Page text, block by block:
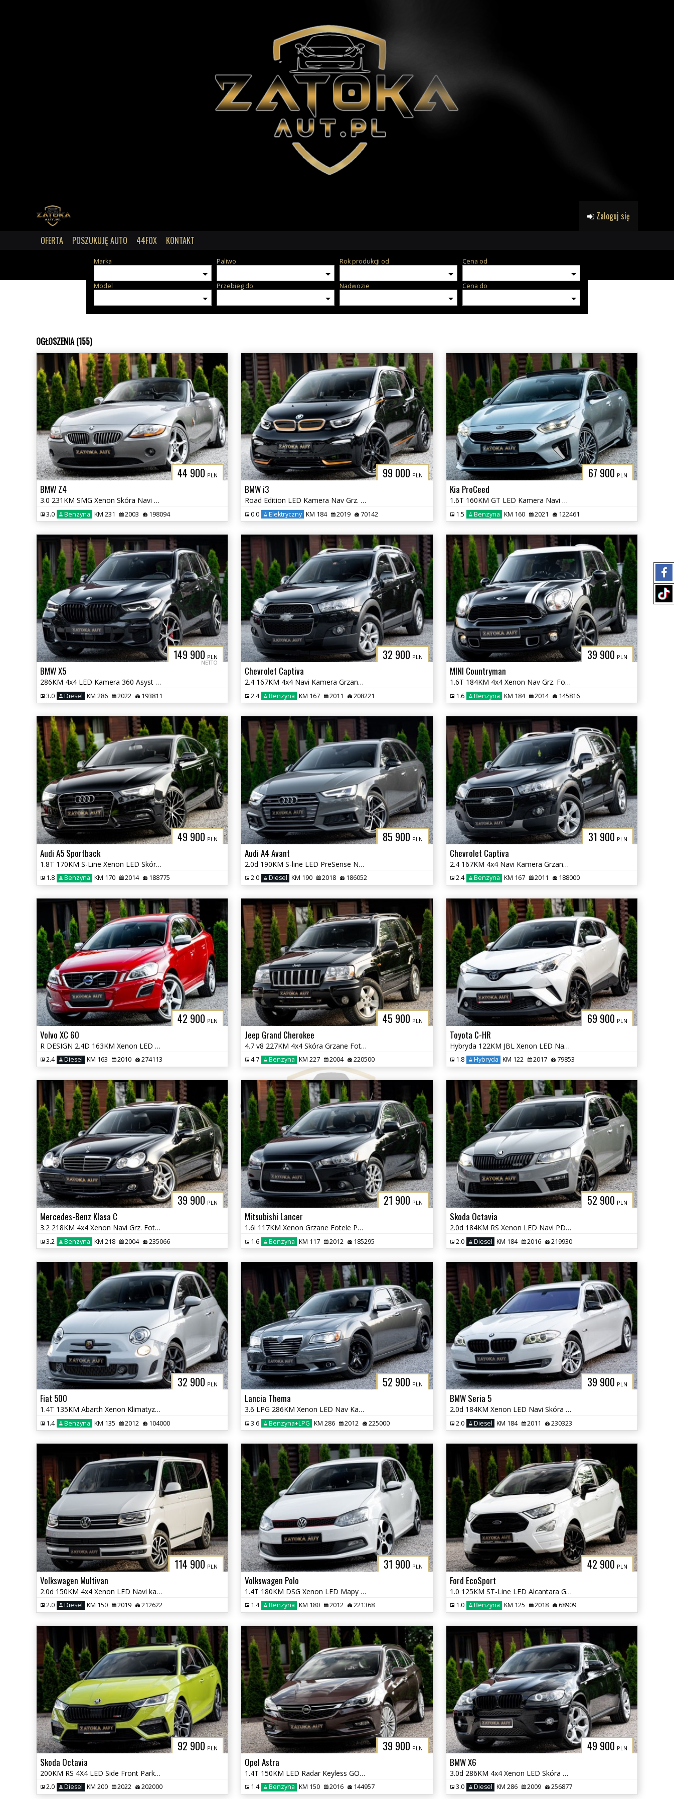
Zaloguj się
OFERTA POSZUKUJĘ AUTO 44FOX KONTAKT
Marka Paliwo Rok produkcji od Cena od
Model Przebieg do Nadwozie Cena do
OGŁOSZENIA (155)
44 900 PLN
BMW Z4
3.0 231KM SMG Xenon Skóra Navi Tempomat Klima Grzane Fotele
3.0 Benzyna KM 231 2003 198094
99 000 PLN
BMW i3
Road Edition LED Kamera Nav Grz. Fot Skóra H&K Tempomat
0.0 Elektryczny KM 184 2019 70142
67 900 PLN
Kia ProCeed
1.6T 160KM GT LED Kamera Navi Grz. Fot. Lane Ass. ACC PDC JBL
1.5 Benzyna KM 160 2021 122461
149 900 PLN
NETTO
BMW X5
286KM 4x4 LED Kamera 360 Asyst Kolizji Lane Ass. Navi Grz. Fot Virtual
3.0 Diesel KM 286 2022 193811
32 900 PLN
Chevrolet Captiva
2.4 167KM 4x4 Navi Kamera Grzane Fot Klima PDC 7 osób Sprowadzony
2.4 Benzyna KM 167 2011 208221
39 900 PLN
MINI Countryman
1.6T 184KM 4x4 Xenon Nav Grz. Fot Skóra Tempomat Klima Serwis
1.6 Benzyna KM 184 2014 145816
49 900 PLN
Audi A5 Sportback
1.8T 170KM S-Line Xenon LED Skóra Tempomat PDC Klima Serwis
1.8 Benzyna KM 170 2014 188775
85 900 PLN
Audi A4 Avant
2.0d 190KM S-line LED PreSense Nav PDC ADS B&O Grz. Fot Masaż
2.0 Diesel KM 190 2018 186052
31 900 PLN
Chevrolet Captiva
2.4 167KM 4x4 Navi Kamera Grzane Fot Klima PDC 7 osób Sprowadzony
2.4 Benzyna KM 167 2011 188000
42 900 PLN
Volvo XC 60
R DESIGN 2.4D 163KM Xenon LED City Safety PDC HIFI Sound Navi Serwis
2.4 Diesel KM 163 2010 274113
45 900 PLN
Jeep Grand Cherokee
4.7 v8 227KM 4x4 Skóra Grzane Fot Tempomat Klima Skóra Zadbany BEZ RDZ
4.7 Benzyna KM 227 2004 220500
69 900 PLN
Toyota C-HR
Hybryda 122KM JBL Xenon LED Navi Grz. Fot. Lane Ass. Kamera Park Ass.
1.8 Hybryda KM 122 2017 79853
39 900 PLN
Mercedes-Benz Klasa C
3.2 218KM 4x4 Xenon Navi Grz. Fot Skóra Tempomat Szyberdach
3.2 Benzyna KM 218 2004 235066
21 900 PLN
Mitsubishi Lancer
1.6i 117KM Xenon Grzane Fotele Parktronic Klimatyzacja Tempomat Serwis
1.6 Benzyna KM 117 2012 185295
52 900 PLN
Skoda Octavia
2.0d 184KM RS Xenon LED Navi PDC Grzane Fot. Skóra Tempomat
2.0 Diesel KM 184 2016 219930
32 900 PLN
Fiat 500
1.4T 135KM Abarth Xenon Klimatyzacja Bezwypadkowy Sprowadzony
1.4 Benzyna KM 135 2012 104000
52 900 PLN
Lancia Thema
3.6 LPG 286KM Xenon LED Nav Kamera Grz. Went Fot Szyber Alpine ACC
3.6 Benzyna+LPG KM 286 2012 225000
39 900 PLN
BMW Seria 5
2.0d 184KM Xenon LED Navi Skóra Grzane Fot Klima Parktornic Serwis
2.0 Diesel KM 184 2011 230323
114 900 PLN
Volkswagen Multivan
2.0d 150KM 4x4 Xenon LED Navi kamera Grzane Fot. Front Ass. 7 osob
2.0 Diesel KM 150 2019 212622
31 900 PLN
Volkswagen Polo
1.4T 180KM DSG Xenon LED Mapy Navi Tempomat Grz. Fotele
1.4 Benzyna KM 180 2012 221368
42 900 PLN
Ford EcoSport
1.0 125KM ST-Line LED Alcantara Grz. Fot Kier Navi Kamera Tempomat
1.0 Benzyna KM 125 2018 68909
92 900 PLN
Skoda Octavia
200KM RS 4X4 LED Side Front Park Ass. Masaż Alcantara Kamera FULL OPCJ
2.0 Diesel KM 200 2022 202000
39 900 PLN
Opel Astra
1.4T 150KM LED Radar Keyless GO Lane Ass. Nav El. Klapa Serwis
1.4 Benzyna KM 150 2016 144957
49 900 PLN
BMW X6
3.0d 286KM 4x4 Xenon LED Skóra TV Navi Klima Parktornic
3.0 Diesel KM 286 2009 256877